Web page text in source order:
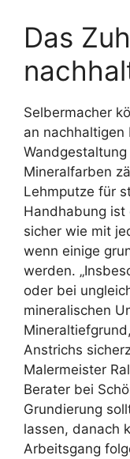
Das
Selbermacher
an
Mineralfarben
Lehmputze für
Handhabung ist
sicher wie mit
wenn einige
werden.
oder bei
mineralischen
Anstrichs
Malermeister
Berater bei
Grundierung
lassen, danach
Arbeitsgang